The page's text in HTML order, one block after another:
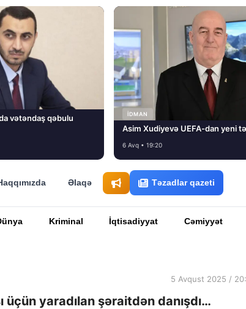
vətəndaş qəbulu
İDMAN
Asim Xudiyevə UEFA-dan yeni
6 Avq • 19:20
Əlaqə Təzadlar qazeti
Kriminal İqtisadiyyat Cəmiyyət
5 Avqust 2025 /
yaradılan şəraitdən danışdı…